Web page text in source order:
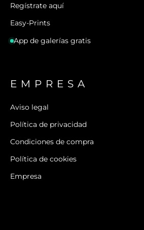
Regístrate aquí
Easy-Prints
App de galerías gratis
EMPRESA
Aviso legal
Política de privacidad
Condiciones de compra
Política de cookies
Empresa